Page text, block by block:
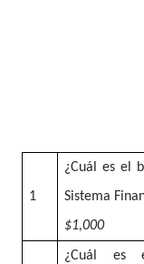
1
¿Cuál es el
Sistema
$1,000
¿Cuál es